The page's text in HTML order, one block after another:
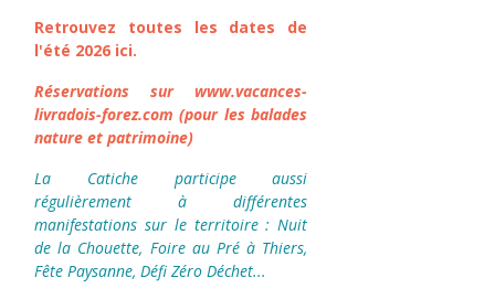
Retrouvez toutes les dates de
l'été 2026 ici.
Réservations sur www.vacances-
livradois-forez.com (pour les balades
nature et patrimoine)
La Catiche participe aussi
régulièrement à différentes
manifestations sur le territoire : Nuit
de la Chouette, Foire au Pré à Thiers,
Fête Paysanne, Défi Zéro Déchet...